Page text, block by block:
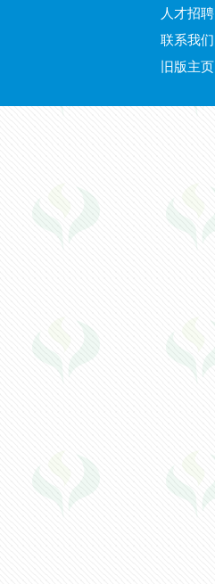
人才招聘
联系我们
旧版主页